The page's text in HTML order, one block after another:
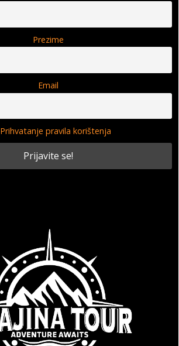
Prezime
Email
Prihvatanje pravila korištenja